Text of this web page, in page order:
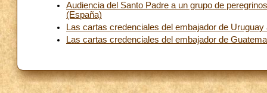
Audiencia del Santo Padre a un grupo de
(España)
Las cartas credenciales del embajador de Uruguay
Las cartas credenciales del embajador de